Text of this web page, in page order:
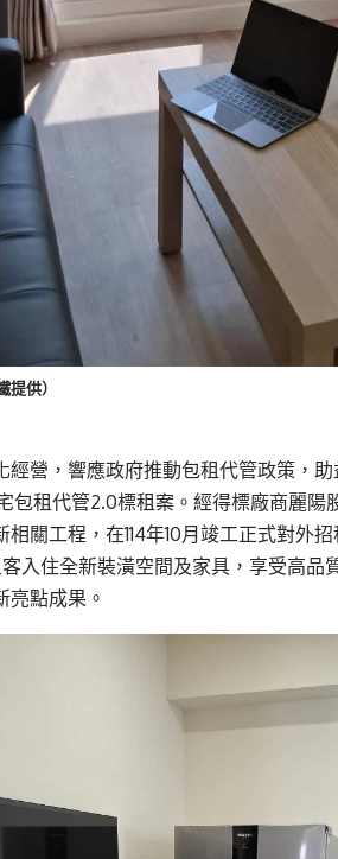
供）
營，響應政府推動包租代管政策，助
包租代管2.0標租案。經得標廠商麗陽
關工程，在114年10月竣工正式對外
入住全新裝潢空間及家具，享受高品
亮點成果。